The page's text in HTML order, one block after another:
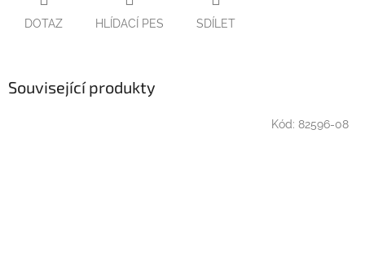
DOTAZ HLÍDACÍ PES SDÍLET
Související produkty
Kód: 82596-08